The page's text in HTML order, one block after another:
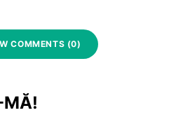
COMMENTS (0)
MĂ!